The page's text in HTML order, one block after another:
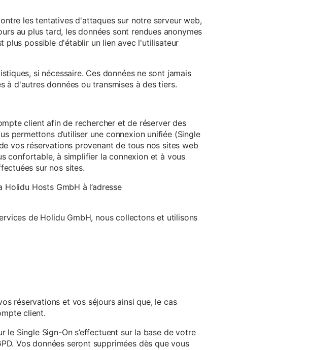
les tentatives d'attaques sur notre serveur web,
au plus tard, les données sont rendues anonymes
plus possible d'établir un lien avec l'utilisateur
si nécessaire. Ces données ne sont jamais
à d'autres données ou transmises à des tiers.
client afin de rechercher et de réserver des
permettons d’utiliser une connexion unifiée (Single
vos réservations provenant de tous nos sites web
confortable, à simplifier la connexion et à vous
sur nos sites.
Hosts GmbH à l’adresse
de Holidu GmbH, nous collectons et utilisons
réservations et vos séjours ainsi que, le cas
client.
le Single Sign-On s’effectuent sur la base de votre
Vos données seront supprimées dès que vous